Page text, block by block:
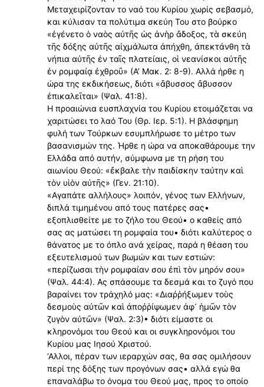
Μεταχειρίζονταν το ναό του Κυρίου χωρίς σεβασμό,
και κύλισαν τα πολύτιμα σκεύη Του στο βούρκο
«ἐγένετο ὁ ναὸς αὐτῆς ὡς ἀνὴρ ἄδοξος, τὰ σκεύη
τῆς δόξης αὐτῆς αἰχμάλωτα ἀπήχθη, ἀπεκτάνθη τὰ
νήπια αὐτῆς ἐν ταῖς πλατείαις, οἱ νεανίσκοι αὐτῆς
ἐν ρομφαίᾳ ἐχθροῦ» (Α’ Μακ. 2: 8-9). Αλλά ήρθε η
ώρα της εκδικήσεως, διότι «ἄβυσσος ἄβυσσον
ἐπικαλεῖται» (Ψαλ. 41:8).
Η προαιώνια ευσπλαχνία του Κυρίου ετοιμάζεται να
χαριτώσει το λαό Του (Θρ. Ιερ. 5:1). Η βλάσφημη
φυλή των Τούρκων εσυμπλήρωσε το μέτρο των
βασανισμών της. Ήρθε η ώρα να αποκαθάρουμε την
Ελλάδα από αυτήν, σύμφωνα με τη ρήση του
αιωνίου Θεού: «ἔκβαλε τὴν παιδίσκην ταύτην καὶ
τὸν υἱὸν αὐτῆς» (Γεν. 21:10).
«Αγαπάτε αλλήλους» λοιπόν, γένος των Ελλήνων,
διπλά τιμημένου από τους πατέρες σας•
εξοπλισθείτε με το ζήλο του Θεού• ο καθείς από
σας ας ματώσει τη ρομφαία του• διότι καλύτερος ο
θάνατος με το όπλο ανά χείρας, παρά η θέαση του
εξευτελισμού των βωμών και των εστιών:
«περίζωσαι τὴν ρομφαίαν σου ἐπὶ τὸν μηρόν σου»
(Ψαλ. 44:4). Ας σπάσουμε τα δεσμά και το ζυγό που
βαραίνει τον τράχηλό μας: «Διαῤῥήξωμεν τοὺς
δεσμοὺς αὐτῶν καὶ ἀποῤῥίψωμεν ἀφ᾿ ἡμῶν τὸν
ζυγὸν αὐτῶν» (Ψαλ. 2:3)• διότι είμαστε οι
κληρονόμοι του Θεού και οι συγκληρονόμοι του
Κυρίου μας Ιησού Χριστού.
‘Αλλοι, πέραν των ιεραρχών σας, θα σας ομιλήσουν
περί της δόξης των προγόνων σας• αλλά εγώ θα
επαναλάβω το όνομα του Θεού μας, προς το οποίο